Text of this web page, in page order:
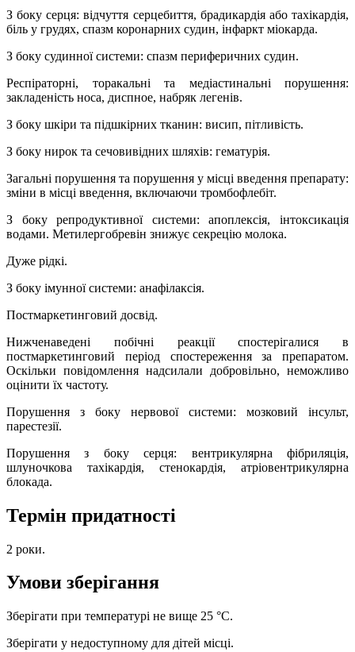
З боку серця: відчуття серцебиття, брадикардія або тахікардія,
біль у грудях, спазм коронарних судин, інфаркт міокарда.
З боку судинної системи: спазм периферичних судин.
Респіраторні, торакальні та медіастинальні порушення:
закладеність носа, диспное, набряк легенів.
З боку шкіри та підшкірних тканин: висип, пітливість.
З боку нирок та сечовивідних шляхів: гематурія.
Загальні порушення та порушення у місці введення препарату:
зміни в місці введення, включаючи тромбофлебіт.
З боку репродуктивної системи: апоплексія, інтоксикація
водами. Метилергобревін знижує секрецію молока.
Дуже рідкі.
З боку імунної системи: анафілаксія.
Постмаркетинговий досвід.
Нижченаведені побічні реакції спостерігалися в
постмаркетинговий період спостереження за препаратом.
Оскільки повідомлення надсилали добровільно, неможливо
оцінити їх частоту.
Порушення з боку нервової системи: мозковий інсульт,
парестезії.
Порушення з боку серця: вентрикулярна фібриляція,
шлуночкова тахікардія, стенокардія, атріовентрикулярна
блокада.
Термін придатності
2 роки.
Умови зберігання
Зберігати при температурі не вище 25 °С.
Зберігати у недоступному для дітей місці.